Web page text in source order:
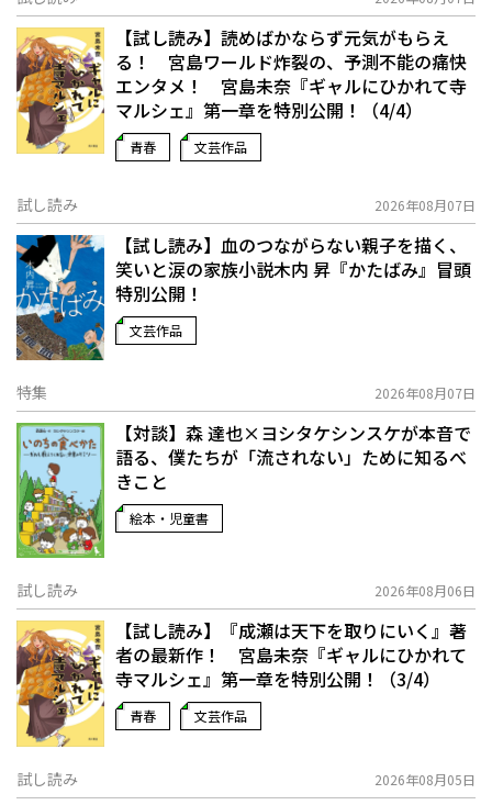
【試し読み】読めばかならず元気がもらえ
る！ 宮島ワールド炸裂の、予測不能の痛快
エンタメ！ 宮島未奈『ギャルにひかれて寺
マルシェ』第一章を特別公開！（4/4）
青春 文芸作品
試し読み 2026年08月07日
【試し読み】血のつながらない親子を描く、
笑いと涙の家族小説――木内 昇『かたばみ』冒頭
特別公開！
文芸作品
特集 2026年08月07日
【対談】森 達也×ヨシタケシンスケが本音で
語る、僕たちが「流されない」ために知るべ
きこと
絵本・児童書
試し読み 2026年08月06日
【試し読み】『成瀬は天下を取りにいく』著
者の最新作！ 宮島未奈『ギャルにひかれて
寺マルシェ』第一章を特別公開！（3/4）
青春 文芸作品
試し読み 2026年08月05日